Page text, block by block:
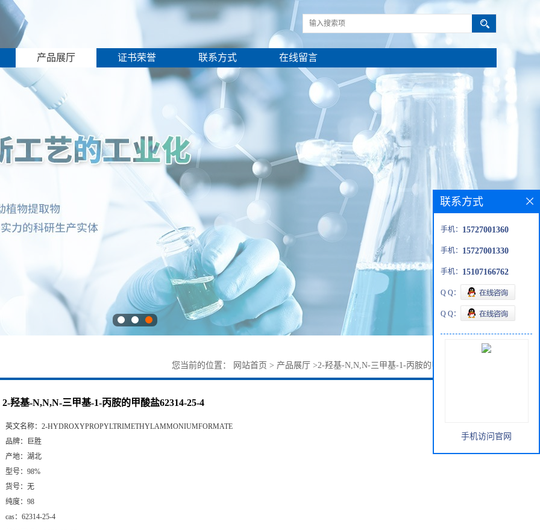
产品展厅 证书荣誉 联系方式 在线留言
您当前的位置： 网站首页 > 产品展厅 >2-羟基-N,N,N-三甲基-1-丙胺的甲酸盐62314-25-4
2-羟基-N,N,N-三甲基-1-丙胺的甲酸盐62314-25-4
英文名称： 2-HYDROXYPROPYLTRIMETHYLAMMONIUMFORMATE
品牌：
巨胜
产地： 湖北
型号： 98%
货号： 无
纯度： 98
cas： 62314-25-4
联系方式
手机： 15727001360
手机： 15727001330
手机： 15107166762
Q Q：
Q Q：
手机访问官网